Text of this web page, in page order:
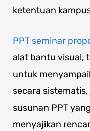
ketentuan
PPT seminar
alat bantu visual,
untuk
secara
susunan PPT
menyajikan